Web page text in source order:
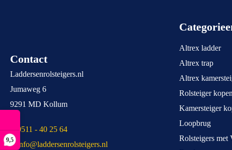
9,5
Contact
Laddersenrolsteigers.nl
Jumaweg 6
9291 MD Kollum
T 0511 - 40 25 64
E info@laddersenrolsteigers.nl
Altrex ladder
Altrex trap
Altrex
Rolsteiger kopen
Kamersteiger
Loopbrug
Rolsteigers